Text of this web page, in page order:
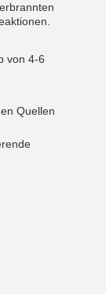
von 4-6
Quellen